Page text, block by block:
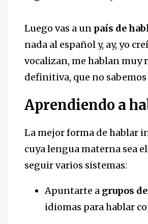
Luego vas a un país de
nada al español y, ay, yo
vocalizan, me hablan muy
definitiva, que no
Aprendiendo a
La mejor forma de hablar
cuya lengua materna sea
seguir varios sistemas:
Apuntarte a grupos
idiomas para hablar